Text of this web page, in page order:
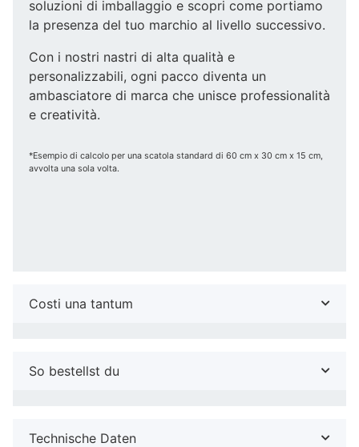
soluzioni di imballaggio e scopri come portiamo
la presenza del tuo marchio al livello successivo.
Con i nostri nastri di alta qualità e
personalizzabili, ogni pacco diventa un
ambasciatore di marca che unisce professionalità
e creatività.
*Esempio di calcolo per una scatola standard di 60 cm x 30 cm x 15 cm,
avvolta una sola volta.
Costi una tantum
So bestellst du
Technische Daten